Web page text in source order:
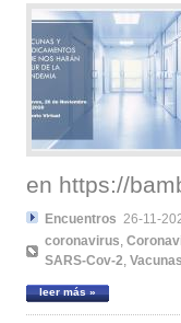
en https://
Encuentros 26-11-
coronavirus,
SARS-Cov-2, Vacunas
leer más »